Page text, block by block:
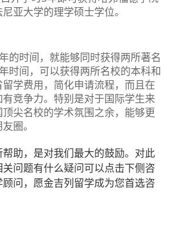
亚大学的理学硕士学位。
时间，就能够同时获得两所著名
时间，可以获得两所名校的本科和
学费用，简化申请流程，而且在
竞争力。特别是对于国际学生来
尖名校的学术氛围之余，能够更
圈。
助，是对我们最大的鼓励。对此
问题有什么疑问可以点击下侧咨
问，愿金吉列留学成为您首选咨